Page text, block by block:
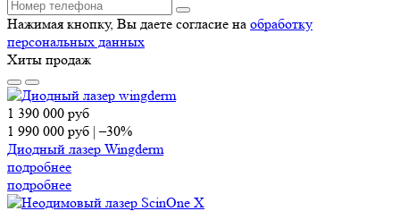
Нажимая кнопку, Вы даете согласие на обработку
персональных данных
Хиты продаж
1 390 000 руб
1 990 000 руб |–30%
Диодный лазер Wingderm
подробнее
подробнее